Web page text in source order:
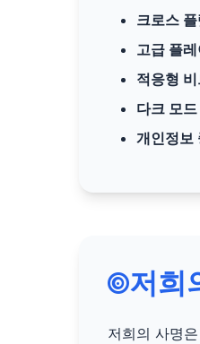
크로스
고급 플
적응형
다크 모
개인정보
저희
저희의 사명